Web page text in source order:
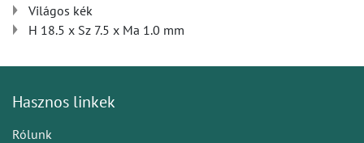
Világos kék
H 18.5 x Sz 7.5 x Ma 1.0 mm
Hasznos linkek
Rólunk